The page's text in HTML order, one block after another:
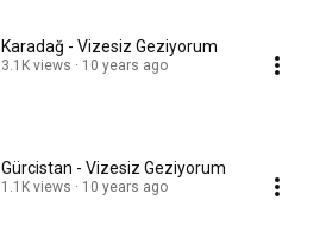
Karadağ - Vizesiz Geziyorum
3.1K views 10 years ago
Gürcistan - Vizesiz Geziyorum
1.1K views 10 years ago